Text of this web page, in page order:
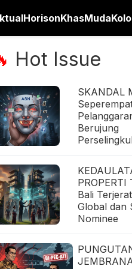
HorisonKhasMuda
Hot Issue
SKANDAL
Berujung
PROPERTI
Bali
Global dan
Nominee